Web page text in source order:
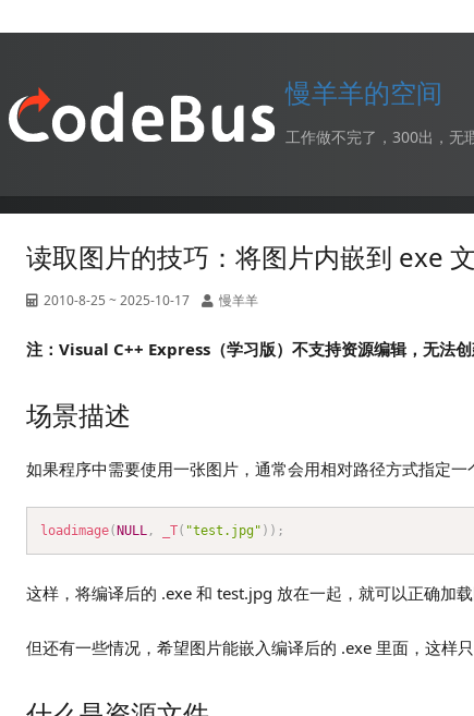
慢羊羊的空间
工作做不完了，300出，无瑕
读取图片的技巧：将图片内嵌到 exe
2010-8-25 ~ 2025-10-17 慢羊羊
注：Visual C++ Express（学习版）不支持资源编辑，无法
场景描述
如果程序中需要使用一张图片，通常会用相对路径方式指定一
loadimage( NULL , _T( "test.jpg" ) ) ;
这样，将编译后的 .exe 和 test.jpg 放在一起，就可以正确加
但还有一些情况，希望图片能嵌入编译后的 .exe 里面，这样